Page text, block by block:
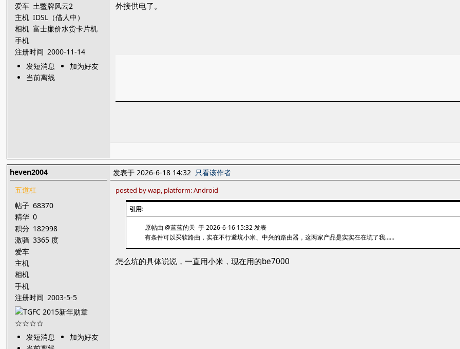
爱车 土鳖牌风云2
主机 IDSL（借人中）
相机 富士廉价水货卡片机
手机
注册时间 2000-11-14
发短消息
加为好友
当前离线
外接供电了。
heven2004
五道杠
帖子 68370
精华 0
积分 182998
激骚 3365 度
爱车
主机
相机
手机
注册时间 2003-5-5
发短消息
加为好友
发表于 2026-6-18 14:32 只看该作者
posted by wap, platform: Android
引用:
原帖由 @蓝蓝的天 于 2026-6-16 15:32 发表
有条件可以买软路由，实在不行避坑小米、中兴的路由器，这两家产品是实实在在坑了我……
怎么坑的具体说说，一直用小米，现在用的be7000